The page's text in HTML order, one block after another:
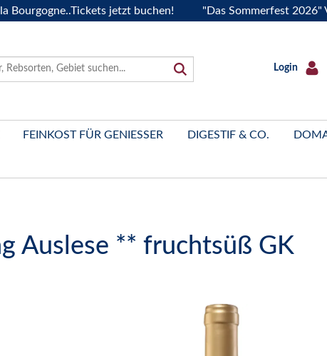
jetzt buchen! "Das Sommerfest 2026" Vive
Login
FEINKOST FÜR GENIESSER DIGESTIF & CO.
Auslese ** fruchtsüß GK